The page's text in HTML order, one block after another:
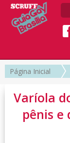
Página Inicial
Varíola
pênis e